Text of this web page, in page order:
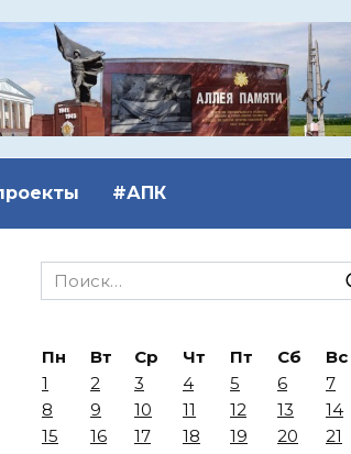
#АПК
Search
for:
Пн Вт Ср Чт Пт Сб
Вс
1
2 3 4 5 6
7
8
9 10 11 12 13
14
15
16 17 18 19 20
21